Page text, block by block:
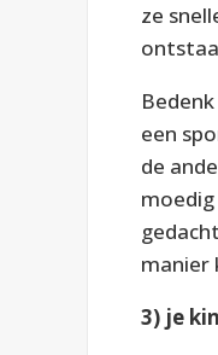
ze
een
de
manier
3) je